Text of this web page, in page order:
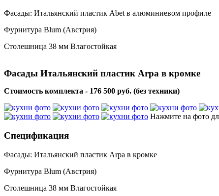
Фасады: Итальянский пластик Abet в алюминиевом профиле
Фурнитура Blum (Австрия)
Столешница 38 мм Влагостойкая
Фасады Итальянский пластик Arpa в кромке
Стоимость комплекта - 176 500 руб. (без техники)
Нажмите на фото
Спецификация
Фасады: Итальянский пластик Arpa в кромке
Фурнитура Blum (Австрия)
Столешница 38 мм Влагостойкая